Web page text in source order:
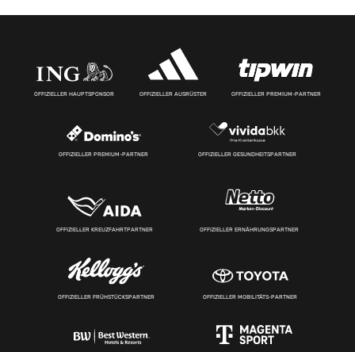
OFFIZIELLER HAUPTSPONSOR OFFIZIELLER AUSRÜSTER OFFIZIELLER PREMIUM-PARTNER
OFFIZIELLER PREMIUM-PARTNER OFFIZIELLER GESUNDHEITSPARTNER
OFFIZIELLER KREUZFAHRTPARTNER OFFIZIELLER ERNÄHRUNGSPARTNER
OFFIZIELLER FRÜHSTÜCKSPARTNER OFFIZIELLER MOBILITÄTS-PARTNER